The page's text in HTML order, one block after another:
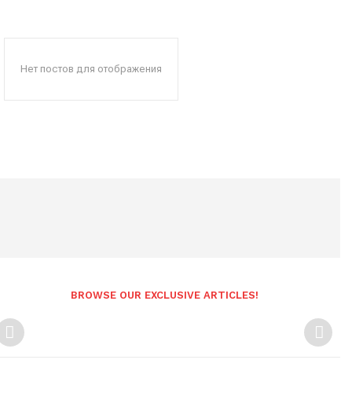
Нет постов для отображения
BROWSE OUR EXCLUSIVE ARTICLES!